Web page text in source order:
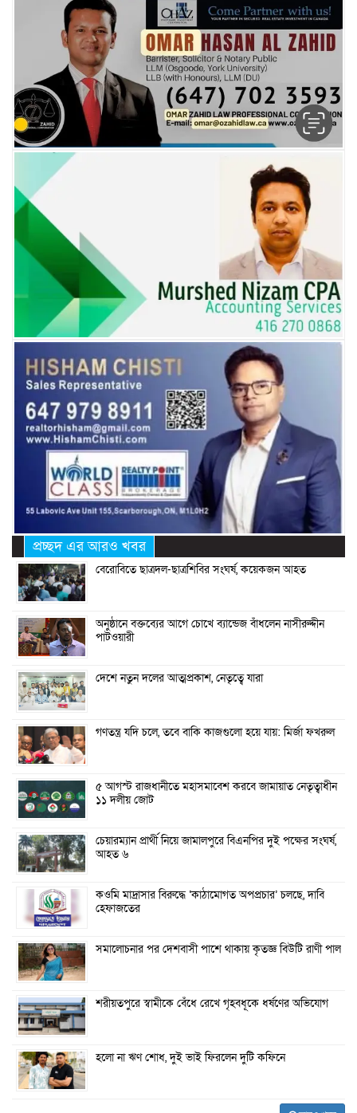
প্রচ্ছদ এর আরও খবর
বেরোবিতে ছাত্রদল-ছাত্রশিবির সংঘর্ষ, কয়েকজন আহত
অনুষ্ঠানে বক্তব্যের আগে চোখে ব্যান্ডেজ বাঁধলেন নাসীরুদ্দীন
পাটওয়ারী
দেশে নতুন দলের আত্মপ্রকাশ, নেতৃত্বে যারা
গণতন্ত্র যদি চলে, তবে বাকি কাজগুলো হয়ে যায়: মির্জা ফখরুল
৫ আগস্ট রাজধানীতে মহাসমাবেশ করবে জামায়াত নেতৃত্বাধীন
১১ দলীয় জোট
চেয়ারম্যান প্রার্থী নিয়ে জামালপুরে বিএনপির দুই পক্ষের সংঘর্ষ,
আহত ৬
কওমি মাদ্রাসার বিরুদ্ধে ‘কাঠামোগত অপপ্রচার’ চলছে, দাবি
হেফাজতের
সমালোচনার পর দেশবাসী পাশে থাকায় কৃতজ্ঞ বিউটি রাণী পাল
শরীয়তপুরে স্বামীকে বেঁধে রেখে গৃহবধূকে ধর্ষণের অভিযোগ
হলো না ঋণ শোধ, দুই ভাই ফিরলেন দুটি কফিনে